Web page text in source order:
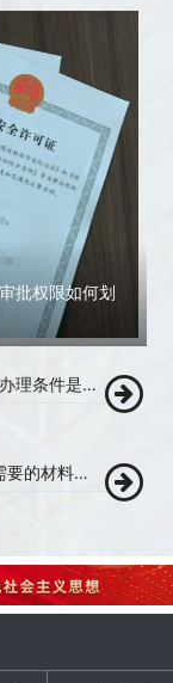
批权限如何划
件是什么？
材料清单!